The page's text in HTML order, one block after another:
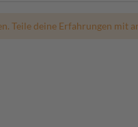
Teile deine Erfahrungen mit